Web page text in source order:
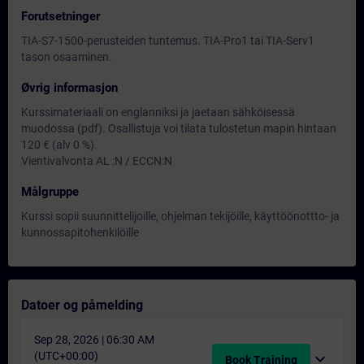
Forutsetninger
TIA-S7-1500-perusteiden tuntemus. TIA-Pro1 tai TIA-Serv1
tason osaaminen.
Øvrig informasjon
Kurssimateriaali on englanniksi ja jaetaan sähköisessä
muodossa (pdf). Osallistuja voi tilata tulostetun mapin hintaan
120 € (alv 0 %).
Vientivalvonta AL :N / ECCN:N
Målgruppe
Kurssi sopii suunnittelijoille, ohjelman tekijöille, käyttöönottto- ja
kunnossapitohenkilöille
Datoer og påmelding
Sep 28, 2026 | 06:30 AM
(UTC+00:00)
Book Training expand_more